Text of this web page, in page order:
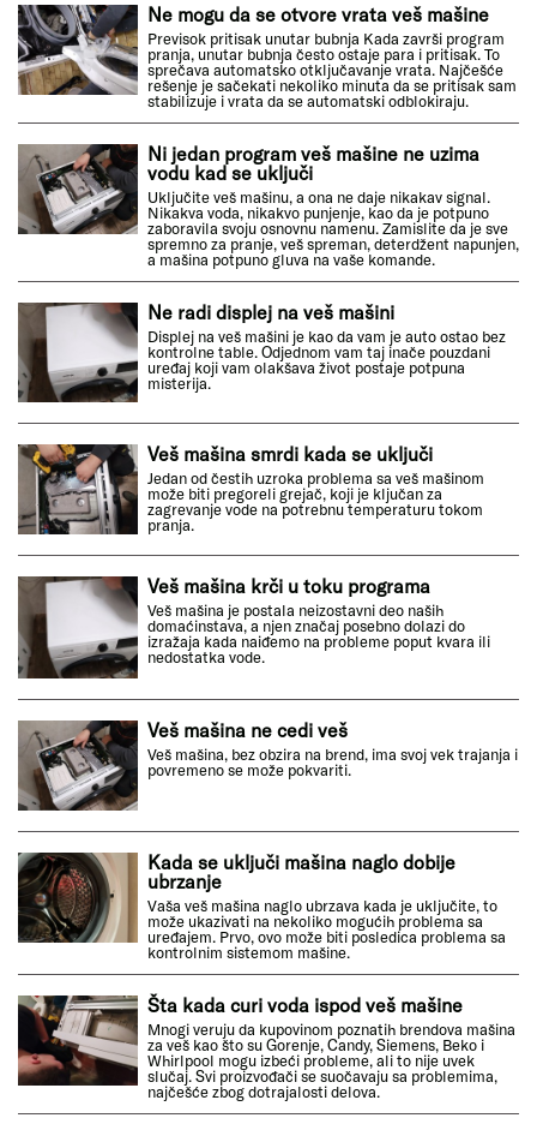
Ne mogu da se otvore vrata veš mašine
Previsok pritisak unutar bubnja Kada završi program
pranja, unutar bubnja često ostaje para i pritisak. To
sprečava automatsko otključavanje vrata. Najčešće
rešenje je sačekati nekoliko minuta da se pritisak sam
stabilizuje i vrata da se automatski odblokiraju.
Ni jedan program veš mašine ne uzima
vodu kad se uključi
Uključite veš mašinu, a ona ne daje nikakav signal.
Nikakva voda, nikakvo punjenje, kao da je potpuno
zaboravila svoju osnovnu namenu. Zamislite da je sve
spremno za pranje, veš spreman, deterdžent napunjen,
a mašina potpuno gluva na vaše komande.
Ne radi displej na veš mašini
Displej na veš mašini je kao da vam je auto ostao bez
kontrolne table. Odjednom vam taj inače pouzdani
uređaj koji vam olakšava život postaje potpuna
misterija.
Veš mašina smrdi kada se uključi
Jedan od čestih uzroka problema sa veš mašinom
može biti pregoreli grejač, koji je ključan za
zagrevanje vode na potrebnu temperaturu tokom
pranja.
Veš mašina krči u toku programa
Veš mašina je postala neizostavni deo naših
domaćinstava, a njen značaj posebno dolazi do
izražaja kada naiđemo na probleme poput kvara ili
nedostatka vode.
Veš mašina ne cedi veš
Veš mašina, bez obzira na brend, ima svoj vek trajanja i
povremeno se može pokvariti.
Kada se uključi mašina naglo dobije
ubrzanje
Vaša veš mašina naglo ubrzava kada je uključite, to
može ukazivati na nekoliko mogućih problema sa
uređajem. Prvo, ovo može biti posledica problema sa
kontrolnim sistemom mašine.
Šta kada curi voda ispod veš mašine
Mnogi veruju da kupovinom poznatih brendova mašina
za veš kao što su Gorenje, Candy, Siemens, Beko i
Whirlpool mogu izbeći probleme, ali to nije uvek
slučaj. Svi proizvođači se suočavaju sa problemima,
najčešće zbog dotrajalosti delova.